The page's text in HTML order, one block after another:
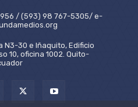
/ (593) 98 767-5305/ e-
N3-30 e Iñaquito, Edificio
10, oficina 1002. Quito-